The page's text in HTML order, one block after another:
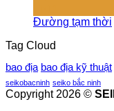
Đường tạm thời
Tag Cloud
bao địa bao địa kỹ thuật
seikobacninh seiko bắc ninh
Copyright 2026 ©